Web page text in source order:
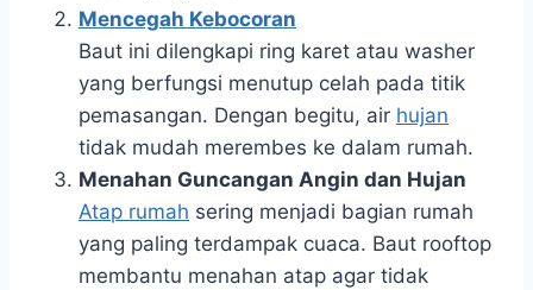
Mencegah Kebocoran
Baut ini dilengkapi ring karet atau washer
yang berfungsi menutup celah pada titik
pemasangan. Dengan begitu, air hujan
tidak mudah merembes ke dalam rumah.
Menahan Guncangan Angin dan Hujan
Atap rumah sering menjadi bagian rumah
yang paling terdampak cuaca. Baut rooftop
membantu menahan atap agar tidak